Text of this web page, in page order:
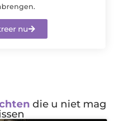
nu
die u niet mag